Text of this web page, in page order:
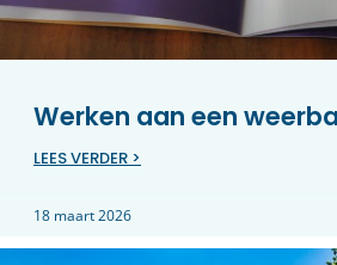
Werken aan een
LEES VERDER >
18 maart 2026